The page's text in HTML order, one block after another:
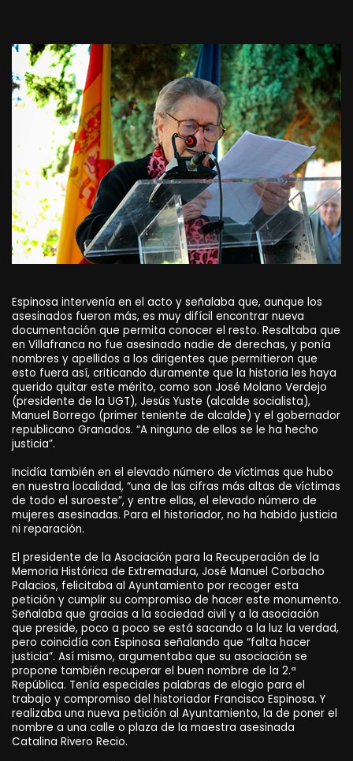
Espinosa intervenía en el acto y señalaba que, aunque los
asesinados fueron más, es muy difícil encontrar nueva
documentación que permita conocer el resto. Resaltaba que
en Villafranca no fue asesinado nadie de derechas, y ponía
nombres y apellidos a los dirigentes que permitieron que
esto fuera así, criticando duramente que la historia les haya
querido quitar este mérito, como son José Molano Verdejo
(presidente de la UGT), Jesús Yuste (alcalde socialista),
Manuel Borrego (primer teniente de alcalde) y el gobernador
republicano Granados. “A ninguno de ellos se le ha hecho
justicia”.
Incidía también en el elevado número de víctimas que hubo
en nuestra localidad, “una de las cifras más altas de víctimas
de todo el suroeste”, y entre ellas, el elevado número de
mujeres asesinadas. Para el historiador, no ha habido justicia
ni reparación.
El presidente de la Asociación para la Recuperación de la
Memoria Histórica de Extremadura, José Manuel Corbacho
Palacios, felicitaba al Ayuntamiento por recoger esta
petición y cumplir su compromiso de hacer este monumento.
Señalaba que gracias a la sociedad civil y a la asociación
que preside, poco a poco se está sacando a la luz la verdad,
pero coincidía con Espinosa señalando que “falta hacer
justicia”. Así mismo, argumentaba que su asociación se
propone también recuperar el buen nombre de la 2.ª
República. Tenía especiales palabras de elogio para el
trabajo y compromiso del historiador Francisco Espinosa. Y
realizaba una nueva petición al Ayuntamiento, la de poner el
nombre a una calle o plaza de la maestra asesinada
Catalina Rivero Recio.